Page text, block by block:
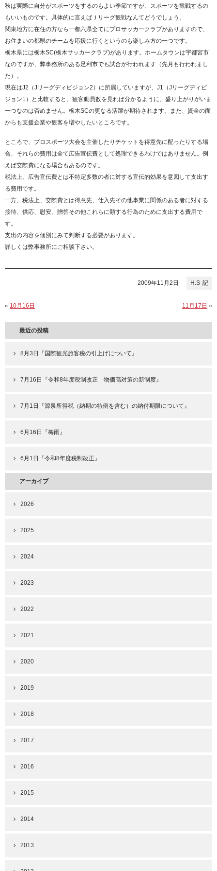
秋は実際に自分がスポーツをするのもよい季節ですが、スポーツを観戦するの
もいいものです。具体的に言えばＪリーグ観戦なんてどうでしょう。
関東地方に在住の方なら一都六県全てにプロサッカークラブがありますので、
お住まいの都県のチームを応援に行くというのも楽しみ方の一つです。
栃木県には栃木SC(栃木サッカークラブ)があります。ホームタウンは宇都宮市
なのですが、弊事務所のある足利市でも試合が行われます（先月も行われまし
た）。
現在はJ2（Jリーグディビジョン2）に所属していますが、J1（Jリーグディビ
ジョン1）と比較すると、観客動員数を見れば分かるように、盛り上がりがいま
一つなのは否めません。栃木SCの更なる活躍が期待されます。また、資金の面
からも支援企業や観客を増やしたいところです。
ところで、プロスポーツ大会を主催したりチケットを得意先に配ったりする場
合、それらの費用は全て広告宣伝費として処理できるわけではありません。例
えば交際費になる場合もあるのです。
税法上、広告宣伝費とは不特定多数の者に対する宣伝的効果を意図して支出す
る費用です。
一方、税法上、交際費とは得意先、仕入先その他事業に関係のある者に対する
接待、供応、慰安、贈答その他これらに類する行為のために支出する費用で
す。
支出の内容を個別にみて判断する必要があります。
詳しくは弊事務所にご相談下さい。
H.S
2009年11月2日
« 10月16日 11月17日 »
最近の投稿
8月3日『国際観光旅客税の引上げについて』
7月16日『令和8年度税制改正 物価高対策の新制度』
7月1日『源泉所得税（納期の特例を含む）の納付期限について』
6月16日『梅雨』
6月1日『令和8年度税制改正』
アーカイブ
2026
2025
2024
2023
2022
2021
2020
2019
2018
2017
2016
2015
2014
2013